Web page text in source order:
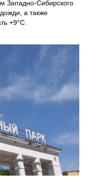
Западно-Сибирского
а также
+9°C.